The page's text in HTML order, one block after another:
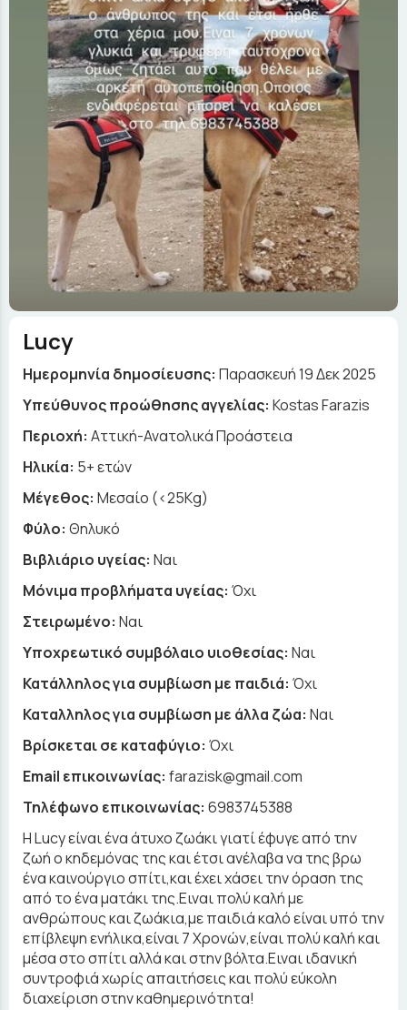
Lucy
Ημερομηνία δημοσίευσης: Παρασκευή 19 Δεκ 2025
Yπεύθυνος προώθησης αγγελίας: Kostas Farazis
Περιοχή: Αττική-Ανατολικά Προάστεια
Ηλικία: 5+ ετών
Μέγεθος: Μεσαίο (<25Kg)
Φύλο: Θηλυκό
Βιβλιάριο υγείας: Ναι
Μόνιμα προβλήματα υγείας: Όχι
Στειρωμένο: Ναι
Υποχρεωτικό συμβόλαιο υιοθεσίας: Ναι
Κατάλληλος για συμβίωση με παιδιά: Όχι
Καταλληλος για συμβίωση με άλλα ζώα: Ναι
Βρίσκεται σε καταφύγιο: Όχι
Email επικοινωνίας: farazisk@gmail.com
Τηλέφωνο επικοινωνίας: 6983745388
Η Lucy είναι ένα άτυχο ζωάκι γιατί έφυγε από την
ζωή ο κηδεμόνας της και έτσι ανέλαβα να της βρω
ένα καινούργιο σπίτι,και έχει χάσει την όραση της
από το ένα ματάκι της.Ειναι πολύ καλή με
ανθρώπους και ζωάκια,με παιδιά καλό είναι υπό την
επίβλεψη ενήλικα,είναι 7 Χρονών,είναι πολύ καλή και
μέσα στο σπίτι αλλά και στην βόλτα.Ειναι ιδανική
συντροφιά χωρίς απαιτήσεις και πολύ εύκολη
διαχείριση στην καθημερινότητα!